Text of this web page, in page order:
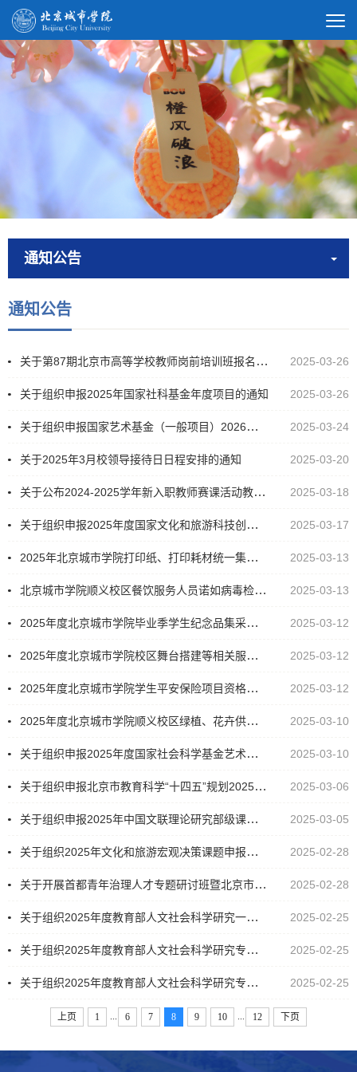
通知公告
通知公告
关于第87期北京市高等学校教师岗前培训班报名的通知 2025-03-26
关于组织申报2025年国家社科基金年度项目的通知 2025-03-26
关于组织申报国家艺术基金（一般项目）2026年度资助项目的通知 2025-03-24
关于2025年3月校领导接待日日程安排的通知 2025-03-20
关于公布2024-2025学年新入职教师赛课活动教案评比结果的通知 2025-03-18
关于组织申报2025年度国家文化和旅游科技创新研发项目的通知 2025-03-17
2025年北京城市学院打印纸、打印耗材统一集采及顺义校区库房日用百货类集采项目招标公告 2025-03-13
北京城市学院顺义校区餐饮服务人员诺如病毒检测采购项目招标公告 2025-03-13
2025年度北京城市学院毕业季学生纪念品集采项目招标公告 2025-03-12
2025年度北京城市学院校区舞台搭建等相关服务项目入围遴选库招标公告 2025-03-12
2025年度北京城市学院学生平安保险项目资格入围招标公告 2025-03-12
2025年度北京城市学院顺义校区绿植、花卉供应单位遴选库入围项目招标公告 2025-03-10
关于组织申报2025年度国家社会科学基金艺术学项目的通知 2025-03-10
关于组织申报北京市教育科学“十四五”规划2025年度课题的通知 2025-03-06
关于组织申报2025年中国文联理论研究部级课题的通知 2025-03-05
关于组织2025年文化和旅游宏观决策课题申报工作的通知 2025-02-28
关于开展首都青年治理人才专题研讨班暨北京市国家治理青年人才培养计划(第九期)的通知 2025-02-28
关于组织2025年度教育部人文社会科学研究一般项目申报工作的通知 2025-02-25
关于组织2025年度教育部人文社会科学研究专项任务项目（高校辅导员研究）申报工作的通知 2025-02-25
关于组织2025年度教育部人文社会科学研究专项任务项目（中国特色社会主义理论体系研究）申报工作的通知 2025-02-25
上页 1 6 7 8 9 10 12 下页